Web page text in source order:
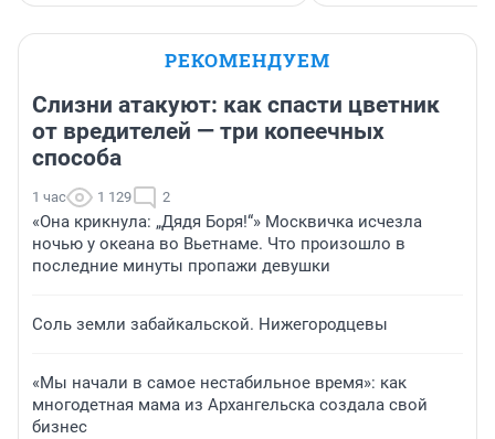
РЕКОМЕНДУЕМ
Слизни атакуют: как спасти цветник
от вредителей — три копеечных
способа
1 час 1 129 2
«Она крикнула: „Дядя Боря!“» Москвичка исчезла
ночью у океана во Вьетнаме. Что произошло в
последние минуты пропажи девушки
Соль земли забайкальской. Нижегородцевы
«Мы начали в самое нестабильное время»: как
многодетная мама из Архангельска создала свой
бизнес